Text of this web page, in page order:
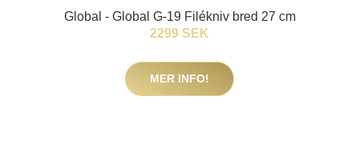
Global - Global G-19 Filékniv bred 27 cm
2299 SEK
MER INFO!